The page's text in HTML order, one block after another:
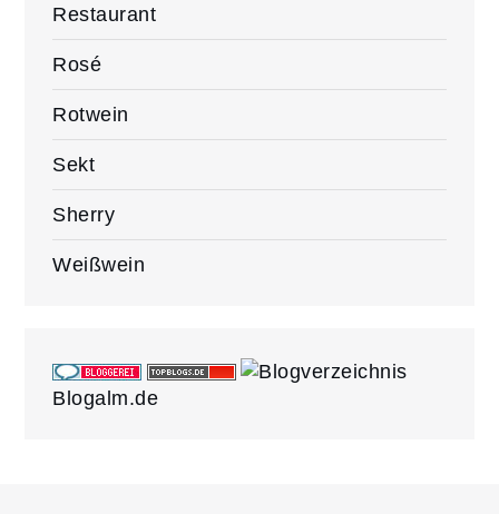
Restaurant
Rosé
Rotwein
Sekt
Sherry
Weißwein
Blogalm.de